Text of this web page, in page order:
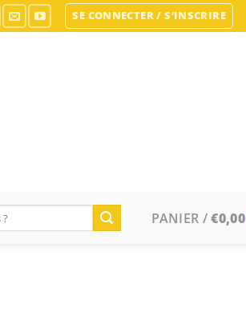
SE CONNECTER / S’INSCRIRE
PANIER /€0,00